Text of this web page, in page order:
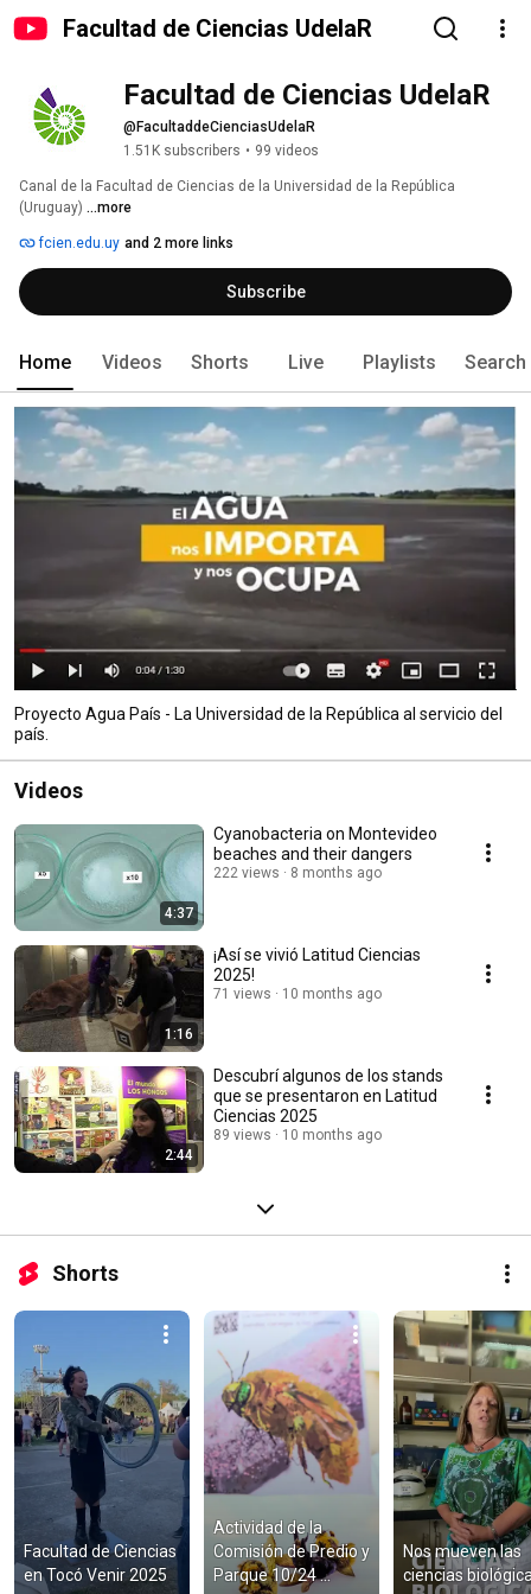
Facultad de Ciencias UdelaR
Facultad de Ciencias UdelaR
@FacultaddeCienciasUdelaR
1.51K subscribers • 99 videos
Canal de la Facultad de Ciencias de la Universidad de la República
(Uruguay) ...more
fcien.edu.uy and 2 more links
Subscribe
Home Videos Shorts Live Playlists Search
Proyecto Agua País - La Universidad de la República al servicio del
país.
Videos
4:37
Cyanobacteria on Montevideo
beaches and their dangers
222 views 8 months ago
1:16
¡Así se vivió Latitud Ciencias
2025!
71 views 10 months ago
2:44
Descubrí algunos de los stands
que se presentaron en Latitud
Ciencias 2025
89 views 10 months ago
Shorts
Facultad de Ciencias
en Tocó Venir 2025
Actividad de la
Comisión de Predio y
Parque 10/24
Nos mueven las
ciencias